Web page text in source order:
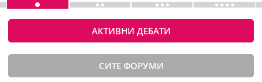
АКТИВНИ ДЕБАТИ
СИТЕ ФОРУМИ